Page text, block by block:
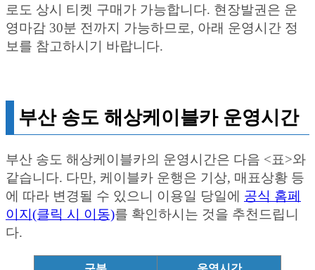
로도 상시 티켓 구매가 가능합니다. 현장발권은 운
영마감 30분 전까지 가능하므로, 아래 운영시간 정
보를 참고하시기 바랍니다.
부산 송도 해상케이블카 운영시간
부산 송도 해상케이블카의 운영시간은 다음 <표>와
같습니다. 다만, 케이블카 운행은 기상, 매표상황 등
에 따라 변경될 수 있으니 이용일 당일에 공식 홈페
이지(클릭 시 이동)를 확인하시는 것을 추천드립니
다.